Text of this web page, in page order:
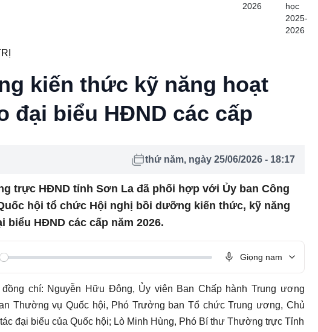
2026
học
2025-
2026
kiến thức kỹ năng hoạt
đại biểu HĐND các cấp
thứ năm, ngày 25/06/2026 - 18:17
trực HĐND tỉnh Sơn La đã phối hợp với Ủy ban Công
hội tổ chức Hội nghị bồi dưỡng kiến thức, kỹ năng
biểu HĐND các cấp năm 2026.
Giọng nam
chí: Nguyễn Hữu Đông, Ủy viên Ban Chấp hành Trung ương
Thường vụ Quốc hội, Phó Trưởng ban Tổ chức Trung ương, Chủ
đại biểu của Quốc hội; Lò Minh Hùng, Phó Bí thư Thường trực Tỉnh